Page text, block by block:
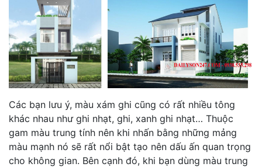
Các bạn lưu ý, màu xám ghi cũng có rất nhiều tông
khác nhau như ghi nhạt, ghi, xanh ghi nhạt… Thuộc
gam màu trung tính nên khi nhấn bằng những mảng
màu mạnh nó sẽ rất nổi bật tạo nên dấu ấn quan trọng
cho không gian. Bên cạnh đó, khi bạn dùng màu trung